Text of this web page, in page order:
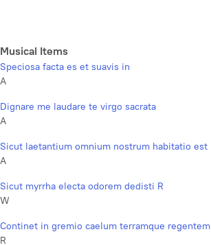
Musical Items
Speciosa facta es et suavis in
A
Dignare me laudare te virgo sacrata
A
Sicut laetantium omnium nostrum habitatio est
A
Sicut myrrha electa odorem dedisti R
W
Continet in gremio caelum terramque regentem
R